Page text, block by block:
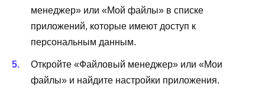
менеджер» или «Мой файлы» в списке
приложений, которые имеют доступ к
персональным данным.
Откройте «Файловый менеджер» или «Мои
файлы» и найдите настройки приложения.